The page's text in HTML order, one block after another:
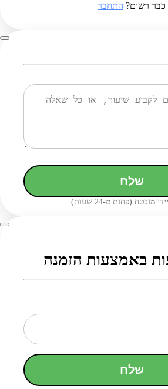
כבר רשום? התחבר
שלח
מובטח (פחות מ-24 שעות)
באמצעות הזמנה
שלח